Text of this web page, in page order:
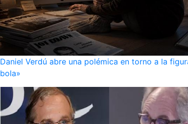
Daniel Verdú abre una polémica en torno a la
bola»